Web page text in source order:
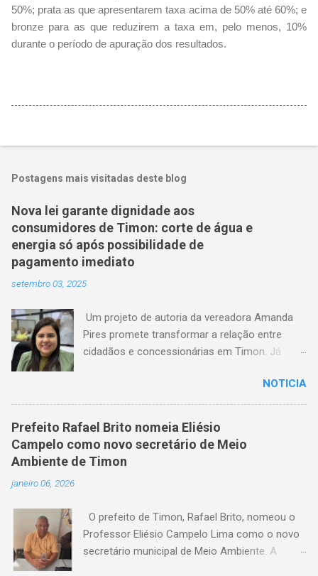
50%; prata as que apresentarem taxa acima de 50% até 60%; e
bronze para as que reduzirem a taxa em, pelo menos, 10%
durante o período de apuração dos resultados.
Postagens mais visitadas deste blog
Nova lei garante dignidade aos
consumidores de Timon: corte de água e
energia só após possibilidade de
pagamento imediato
setembro 03, 2025
Um projeto de autoria da vereadora Amanda
Pires promete transformar a relação entre
cidadãos e concessionárias em Timon. Já
estabelece que consumidores terão o direito
de quitar seus débitos de água e energia
elétrica no momento anterior ao corte do
serviço — garantindo mais dignidade e evitando
que famílias fiquem sem itens essenciais em
vezes, veem-se surpreendidos pelo corte
abrupto do fornecimento. A nova lei, agora
aguardando a sanção do prefeito, representa
NOTICIA
Prefeito Rafael Brito nomeia Eliésio
Campelo como novo secretário de Meio
Ambiente de Timon
janeiro 06, 2026
O prefeito de Timon, Rafael Brito, nomeou o
Professor Eliésio Campelo Lima como o novo
secretário municipal de Meio Ambiente. A